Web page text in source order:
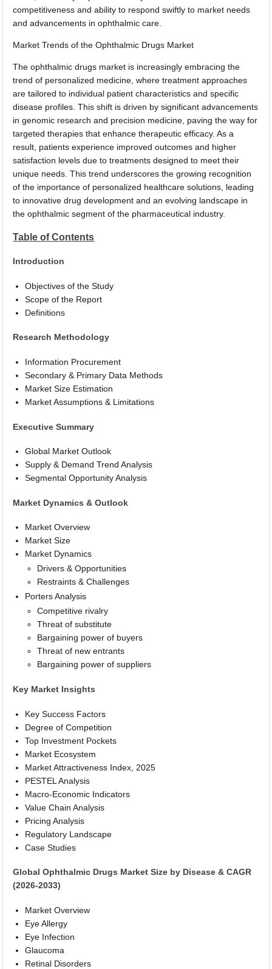
competitiveness and ability to respond swiftly to market needs
and advancements in ophthalmic care.
Market Trends of the Ophthalmic Drugs Market
The ophthalmic drugs market is increasingly embracing the
trend of personalized medicine, where treatment approaches
are tailored to individual patient characteristics and specific
disease profiles. This shift is driven by significant advancements
in genomic research and precision medicine, paving the way for
targeted therapies that enhance therapeutic efficacy. As a
result, patients experience improved outcomes and higher
satisfaction levels due to treatments designed to meet their
unique needs. This trend underscores the growing recognition
of the importance of personalized healthcare solutions, leading
to innovative drug development and an evolving landscape in
the ophthalmic segment of the pharmaceutical industry.
Table of Contents
Introduction
Objectives of the Study
Scope of the Report
Definitions
Research Methodology
Information Procurement
Secondary & Primary Data Methods
Market Size Estimation
Market Assumptions & Limitations
Executive Summary
Global Market Outlook
Supply & Demand Trend Analysis
Segmental Opportunity Analysis
Market Dynamics & Outlook
Market Overview
Market Size
Market Dynamics
Drivers & Opportunities
Restraints & Challenges
Porters Analysis
Competitive rivalry
Threat of substitute
Bargaining power of buyers
Threat of new entrants
Bargaining power of suppliers
Key Market Insights
Key Success Factors
Degree of Competition
Top Investment Pockets
Market Ecosystem
Market Attractiveness Index, 2025
PESTEL Analysis
Macro-Economic Indicators
Value Chain Analysis
Pricing Analysis
Regulatory Landscape
Case Studies
Global Ophthalmic Drugs Market Size by Disease & CAGR
(2026-2033)
Market Overview
Eye Allergy
Eye Infection
Glaucoma
Retinal Disorders